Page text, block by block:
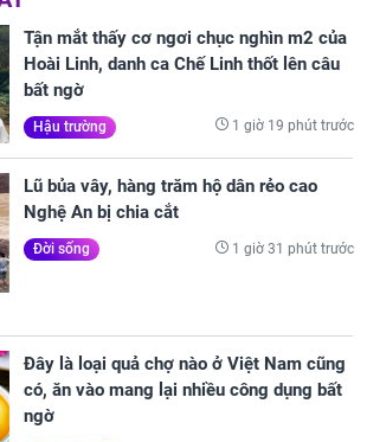
Tận mắt thấy cơ ngơi chục nghìn m2 của
Hoài Linh, danh ca Chế Linh thốt lên câu
bất ngờ
Hậu trường 1 giờ 19 phút trước
Lũ bủa vây, hàng trăm hộ dân rẻo cao
Nghệ An bị chia cắt
Đời sống 1 giờ 31 phút trước
Đây là loại quả chợ nào ở Việt Nam cũng
có, ăn vào mang lại nhiều công dụng bất
ngờ